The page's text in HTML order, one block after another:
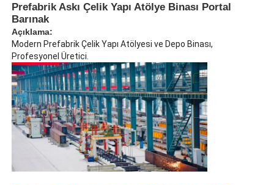
Prefabrik Askı Çelik Yapı Atölye Binası Portal
Barınak
Açıklama:
Modern Prefabrik Çelik Yapı Atölyesi ve Depo Binası,
Profesyonel Üretici.